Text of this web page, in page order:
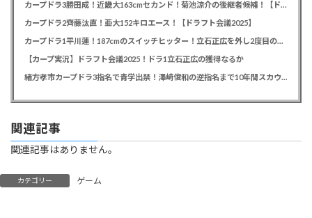
カープドラ3勝田成！近畿大163cmセカンド！菊池涼介の後継者候補！【ドラフト会議2025】
カープドラ2齊藤汰直！亜大152キロエース！【ドラフト会議2025】
カープドラ1平川蓮！187cmのスイッチヒッター！立石正広を外し2度目の重複も新井監督がクジを引き当てる！【ドラフト会議2025】
【カープ実況】ドラフト会議2025！ドラ1立石正広の獲得なるか
緒方孝市カープドラ3指名で青学出禁！澤﨑俊和の逆指名まで10年間スカウト出禁
関連記事
関連記事はありません。
カテゴリー ゲーム